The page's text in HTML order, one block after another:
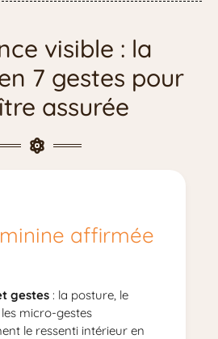
visible : la
7 gestes pour
assurée
affirmée
gestes : la posture, le
micro-gestes
le ressenti intérieur en